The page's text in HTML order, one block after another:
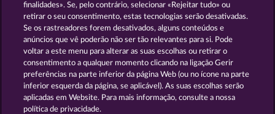
GOLDEN EI OF
MOORHUHN
FOREVER
DIAMONDS
Mostrar todos os jogos
Termos e Condições
Declaração de Privacidade Marca
finalidades». Se, pelo contrário, selecionar «Rejeitar tudo» ou
retirar o seu consentimento, estas tecnologias serão desativadas.
Se os rastreadores forem desativados, alguns conteúdos e
anúncios que vê poderão não ser tão relevantes para si. Pode
voltar a este menu para alterar as suas escolhas ou retirar o
consentimento a qualquer momento clicando na ligação Gerir
preferências na parte inferior da página Web (ou no ícone na parte
inferior esquerda da página, se aplicável). As suas escolhas serão
aplicadas em Website. Para mais informação, consulte a nossa
política de privacidade.